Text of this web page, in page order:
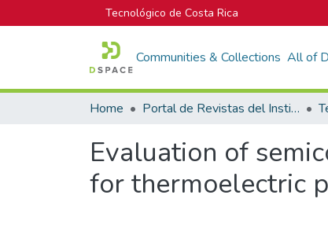
Tecnológico de Costa Rica
Communities & Collections All of
Home Portal de Revistas del Instituto Tecnológico de Costa Rica
Evaluation of
for thermoelectric